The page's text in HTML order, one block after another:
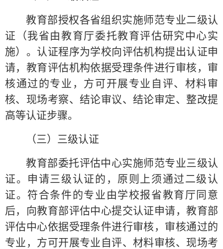
教育部授权各省组织实施师范专业二级认
证（我省由教育厅委托教育评估研究中心实
施）。认证程序为学校向评估机构提出认证申
请，教育评估机构依据受理条件进行审核，审
核通过的专业，方可开展专业自评、材料审
核、现场考察、结论审议、结论审定、整改提
高等认证步骤。
（三）三级认证
教育部委托评估中心实施师范专业三级认
证。申请三级认证的，原则上须通过二级认
证。符合条件的专业由学校报省教育厅同意
后，向教育部评估中心提交认证申请，教育部
评估中心依据受理条件进行审核，审核通过的
专业，方可开展专业自评、材料审核、现场考